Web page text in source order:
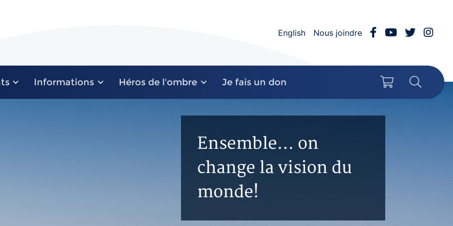
English Nous joindre Facebook
YouTube
Twitter
Informations Héros de l'ombre Je fais un don Mon panier
Ensemble... on
change la vision du
monde!